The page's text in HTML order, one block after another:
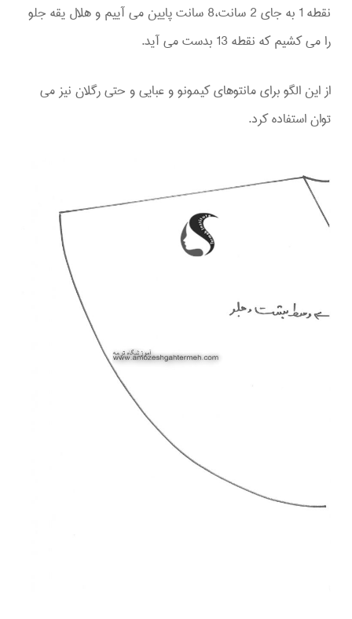
نقطه 1 به جای 2 سانت،8 سانت پایین می آییم و هلال یقه جلو
را می کشیم که نقطه 13 بدست می آید.
از این الگو برای مانتوهای کیمونو و عبایی و حتی رگلان نیز می
توان استفاده کرد.